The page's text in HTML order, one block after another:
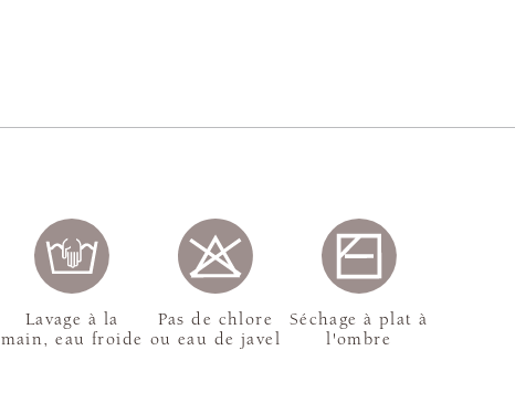
Lavage à la
main, eau froide
Pas de chlore
ou eau de javel
Séchage à plat à
l'ombre